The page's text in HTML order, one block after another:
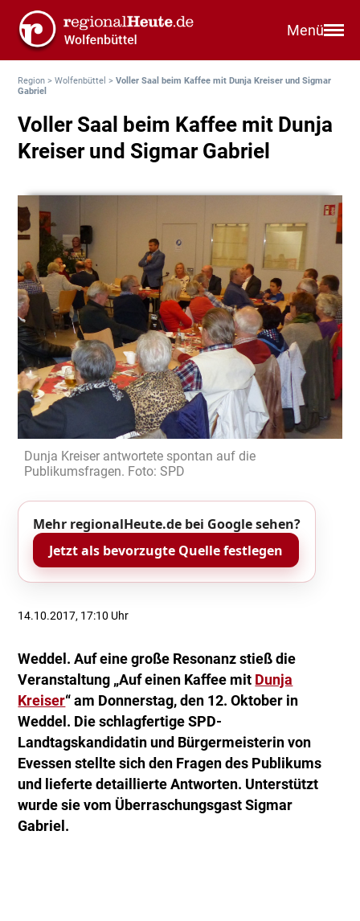
Menü
Region >Wolfenbüttel >Voller Saal beim Kaffee mit Dunja Kreiser und Sigmar
Gabriel
Voller Saal beim Kaffee mit Dunja
Kreiser und Sigmar Gabriel
Dunja Kreiser antwortete spontan auf die
Publikumsfragen. Foto: SPD
Mehr regionalHeute.de bei Google sehen?
Jetzt als bevorzugte Quelle festlegen
14.10.2017, 17:10 Uhr
Weddel. Auf eine große Resonanz stieß die
Veranstaltung „Auf einen Kaffee mit Dunja
Kreiser“ am Donnerstag, den 12. Oktober in
Weddel. Die schlagfertige SPD-
Landtagskandidatin und Bürgermeisterin von
Evessen stellte sich den Fragen des Publikums
und lieferte detaillierte Antworten. Unterstützt
wurde sie vom Überraschungsgast Sigmar
Gabriel.